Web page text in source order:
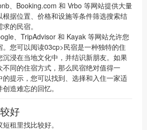
、Booking.com 和 Vrbo 等网站提供大量
根据位置、价格和设施等条件筛选搜索结
的民宿。
、TripAdvisor 和 Kayak 等网站允许您
您可以阅读03cp>民宿是一种独特的住
浸在当地文化中，并结识新朋友。如果
同的住宿方式，那么民宿绝对值得一
提示，您可以找到、选择和入住一家适
造难忘的回忆。
好
租里找比较好。